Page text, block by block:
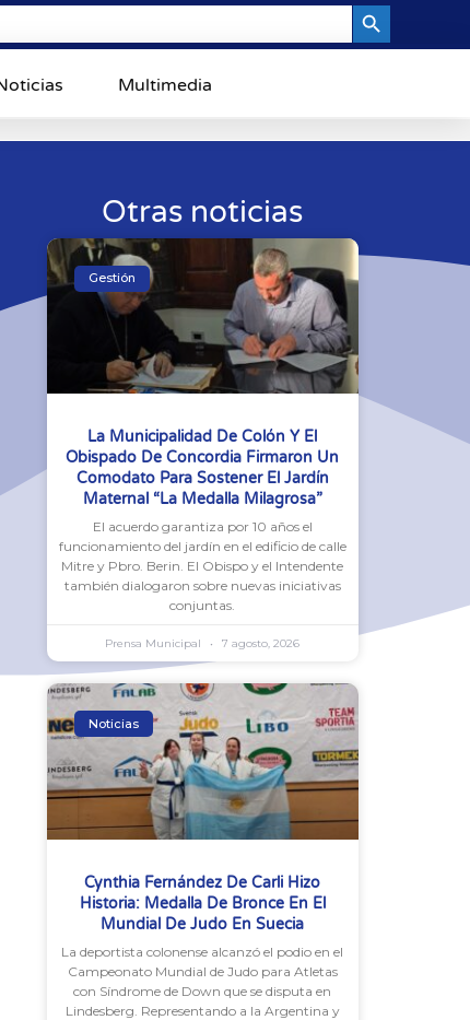
Multimedia
Otras noticias
Gestión
La Municipalidad De Colón Y El
Obispado De Concordia Firmaron Un
Comodato Para Sostener El Jardín
Maternal “La Medalla Milagrosa”
El acuerdo garantiza por 10 años el
funcionamiento del jardín en el edificio de calle
Mitre y Pbro. Berin. El Obispo y el Intendente
también dialogaron sobre nuevas iniciativas
conjuntas.
Prensa Municipal 7 agosto, 2026
Noticias
Cynthia Fernández De Carli Hizo
Historia: Medalla De Bronce En El
Mundial De Judo En Suecia
La deportista colonense alcanzó el podio en el
Campeonato Mundial de Judo para Atletas
con Síndrome de Down que se disputa en
Lindesberg. Representando a la Argentina y